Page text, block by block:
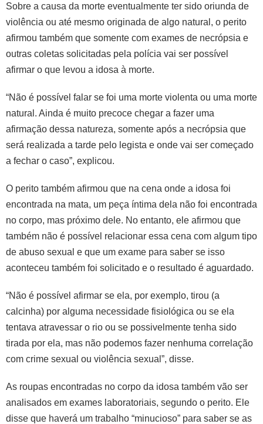
Sobre a causa da morte eventualmente ter sido oriunda de
violência ou até mesmo originada de algo natural, o perito
afirmou também que somente com exames de necrópsia e
outras coletas solicitadas pela polícia vai ser possível
afirmar o que levou a idosa à morte.
“Não é possível falar se foi uma morte violenta ou uma morte
natural. Ainda é muito precoce chegar a fazer uma
afirmação dessa natureza, somente após a necrópsia que
será realizada a tarde pelo legista e onde vai ser começado
a fechar o caso”, explicou.
O perito também afirmou que na cena onde a idosa foi
encontrada na mata, um peça íntima dela não foi encontrada
no corpo, mas próximo dele. No entanto, ele afirmou que
também não é possível relacionar essa cena com algum tipo
de abuso sexual e que um exame para saber se isso
aconteceu também foi solicitado e o resultado é aguardado.
“Não é possível afirmar se ela, por exemplo, tirou (a
calcinha) por alguma necessidade fisiológica ou se ela
tentava atravessar o rio ou se possivelmente tenha sido
tirada por ela, mas não podemos fazer nenhuma correlação
com crime sexual ou violência sexual”, disse.
As roupas encontradas no corpo da idosa também vão ser
analisados em exames laboratoriais, segundo o perito. Ele
disse que haverá um trabalho “minucioso” para saber se as